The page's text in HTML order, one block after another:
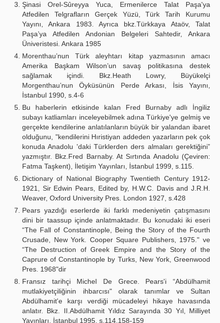
Şinasi Orel-Sûreyya Yuca, Ermenilerce Talat Paşa'ya
Atfedilen Telgrafların Gerçek Yüzü, Türk Tarih Kurumu
Yayını, Ankara 1983. Ayrıca bkz.Türkkaya Ataöv, Talat
Paşa’ya Atfedilen Andonian Belgeleri Sahtedir, Ankara
Üniveristesi. Ankara 1985
Morenthau’nun Türk aleyhtarı kitap yazmasının amacı
Amerika Başkam Wilson’un savaş politikasına destek
sağlamak içindi. Bkz.Heath Lowry, Büyükelçi
Morgenthau’nun Öyküsünün Perde Arkası, İsis Yayını,
İstanbul 1990, s.4-6
Bu haberlerin etkisinde kalan Fred Burnaby adlı İngiliz
subayı katliamları inceleyebilmek adına Türkiye'ye gelmiş ve
gerçekte kendilerine anlatılanların büyük bir yalandan ibaret
olduğunu, "kendilerini Hıristiyan addeden yazarların pek çok
konuda Anadolu 'daki Türklerden ders almaları gerektiğini”
yazmıştır. Bkz.Fred Barnaby. At Sırtında Anadolu (Çeviren:
Fatma Taşkent), İletişim Yayınları, İstanbul 1999, s.115.
Dictionary of National Biography Twentieth Century 1912-
1921, Sir Edwin Pears, Edited by, H.W.C. Davis and J.R.H.
Weaver, Oxford University Pres. London 1927, s.428
Pears yazdığı eserlerde iki farklı medeniyetin çatışmasını
dini bir taassup içinde anlatmaktadır. Bu konudaki iki eseri
“The Fall of Constantinople, Being the Story of the Fourth
Crusade, New York. Cooper Square Publishers, 1975." ve
“The Destruction of Greek Empire and the Story of the
Caprure of Constantinople by Turks, New York, Greenwood
Pres. 1968"dir
Fransız tarihçi Michel De Grece. Pears'i “Abdülhamit
mutlakiyetçiliğinin ihbarcısı" olarak tanımlar ve Sultan
Abdülhamit'e karşı verdiği mücadeleyi hikaye havasında
anlatır. Bkz. II.Abdülhamit Yıldız Sarayında 30 Yıl, Milliyet
Yayınları, İstanbul 1995, s.114,158-159